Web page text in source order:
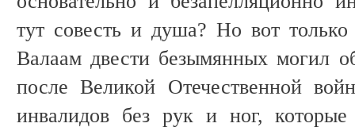
тут совесть и душа? Но вот
Валаам двести безымянных могил
после Великой Отечественной
инвалидов без рук и ног,